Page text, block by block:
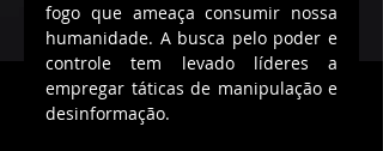
fogo que ameaça consumir nossa
humanidade. A busca pelo poder e
controle tem levado líderes a
empregar táticas de manipulação e
desinformação.